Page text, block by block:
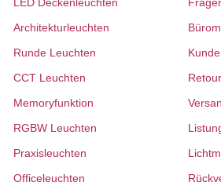
Architekturleuchten
Runde Leuchten
CCT Leuchten
Memoryfunktion
RGBW Leuchten
Praxisleuchten
Officeleuchten